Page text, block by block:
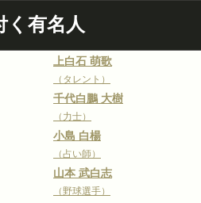
く有名人
上白石 萌歌
（タレント）
千代白鵬 大樹
（力士）
小島 白楊
（占い師）
山本 武白志
（野球選手）